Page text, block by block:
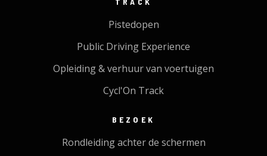
Pistedopen
Public Driving Experience
Opleiding & verhuur van voertuigen
Cycl'On Track
BEZOEK
Rondleiding achter de schermen